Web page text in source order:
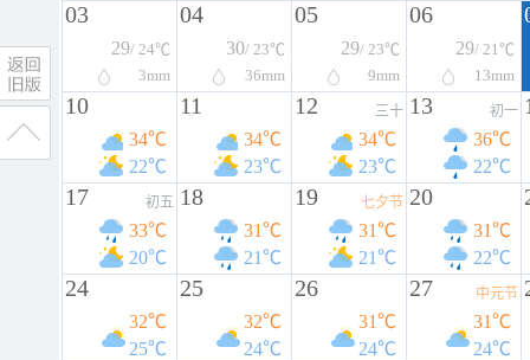
03
29/ 24℃
3mm
04
30/ 23℃
36mm
05
29/ 23℃
9mm
06
29/ 21℃
13mm
10
34℃
22℃
11
34℃
23℃
12 三十
34℃
23℃
13 初一
36℃
22℃
17 初五
33℃
20℃
18
31℃
21℃
19 七夕节
31℃
21℃
20
31℃
22℃
24
32℃
25℃
25
32℃
24℃
26
31℃
24℃
27 中元节
31℃
24℃